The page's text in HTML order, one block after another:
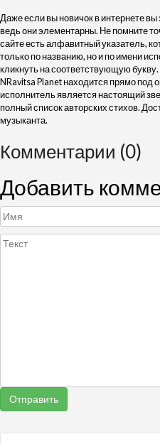
Даже если вы новичок в интернете
ведь они элементарны. Не помните
сайте есть алфавитный указатель,
только по названию, но и по имени
кликнуть на соответствующую
NRavitsa Planet находится прямо под
исполнитель является настоящий
полный список авторских стихов.
музыканта.
Комментарии (0)
Добавить